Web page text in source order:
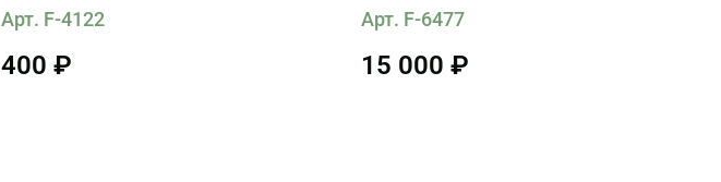
Арт. F-4122
400 ₽
Арт. F-6477
15 000 ₽